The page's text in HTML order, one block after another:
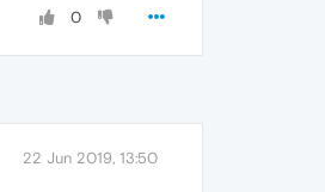
0
22 Jun 2019, 13:50